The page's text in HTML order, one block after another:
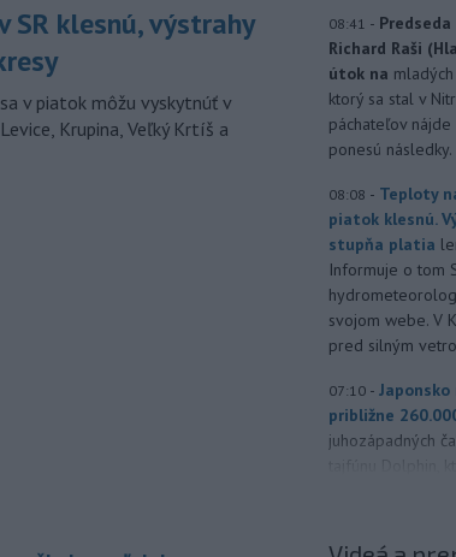
SR klesnú, výstrahy
v piatok môžu vyskytnúť v
Krupina, Veľký Krtíš a
08:41 -
Richard Raši
útok na
ktorý sa stal v
páchateľov
ponesú následky.
08:08 - Teploty
piatok klesnú.
stupňa platia
Informuje o tom
svojom webe. V
pred silným
07:10 -
približne
juhozápadných
zároveň v
letov.